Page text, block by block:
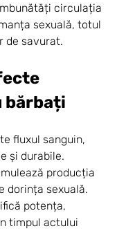
circulația
sexuală, totul
de savurat.
bărbați
fluxul sanguin,
și durabile.
producția
dorința sexuală.
potența,
timpul actului